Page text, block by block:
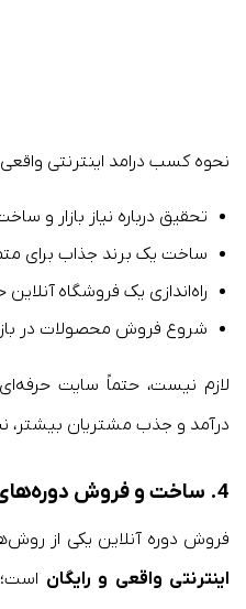
نحوه کسب درامد اینترنتی
تحقیق درباره نیاز بازار و
ساخت یک برند جذاب برای
راه‌اندازی یک فروشگاه آنلاین
شروع فروش محصولات در
لازم نیست، حتماً سایت
درآمد و جذب مشتریان بیشتر،
4. ساخت و فروش دوره‌های آنلاین
فروش دوره آنلاین یکی از
اینترنتی واقعی و رایگان